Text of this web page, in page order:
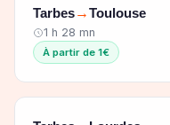
Tarbes→Toulouse
1 h 28 mn
À partir de 1€